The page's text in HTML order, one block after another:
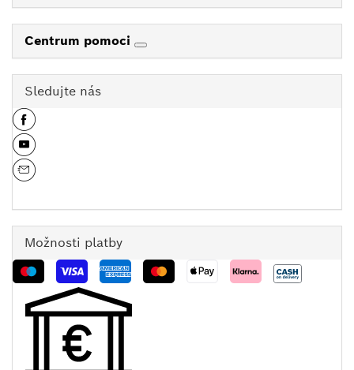
Centrum pomoci
Sledujte nás
Možnosti platby